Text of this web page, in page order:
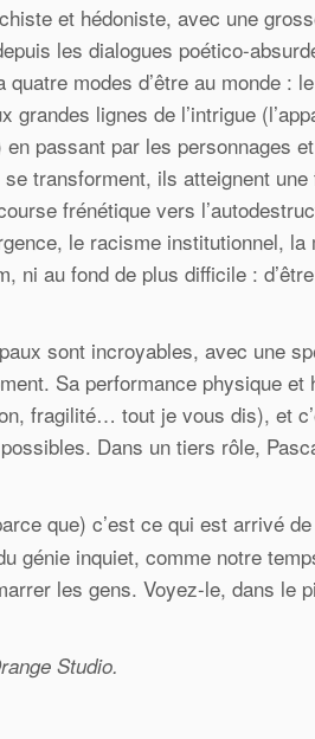
et hédoniste, avec une
les dialogues poético-
modes d’être au monde :
grandes lignes de l’intrigue
passant par les personnages
transforment, ils atteignent
frénétique vers
le racisme institutionnel,
ni au fond de plus difficile :
sont incroyables, avec une
Sa performance physique
fragilité… tout je vous dis), et
Dans un tiers rôle,
que) c’est ce qui est arrivé
génie inquiet, comme notre
les gens. Voyez-le, dans le
Studio.